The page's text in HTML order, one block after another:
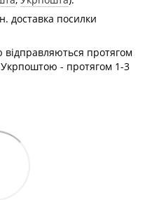
доставка посилки
протягом
Укрпоштою - протягом 1-3